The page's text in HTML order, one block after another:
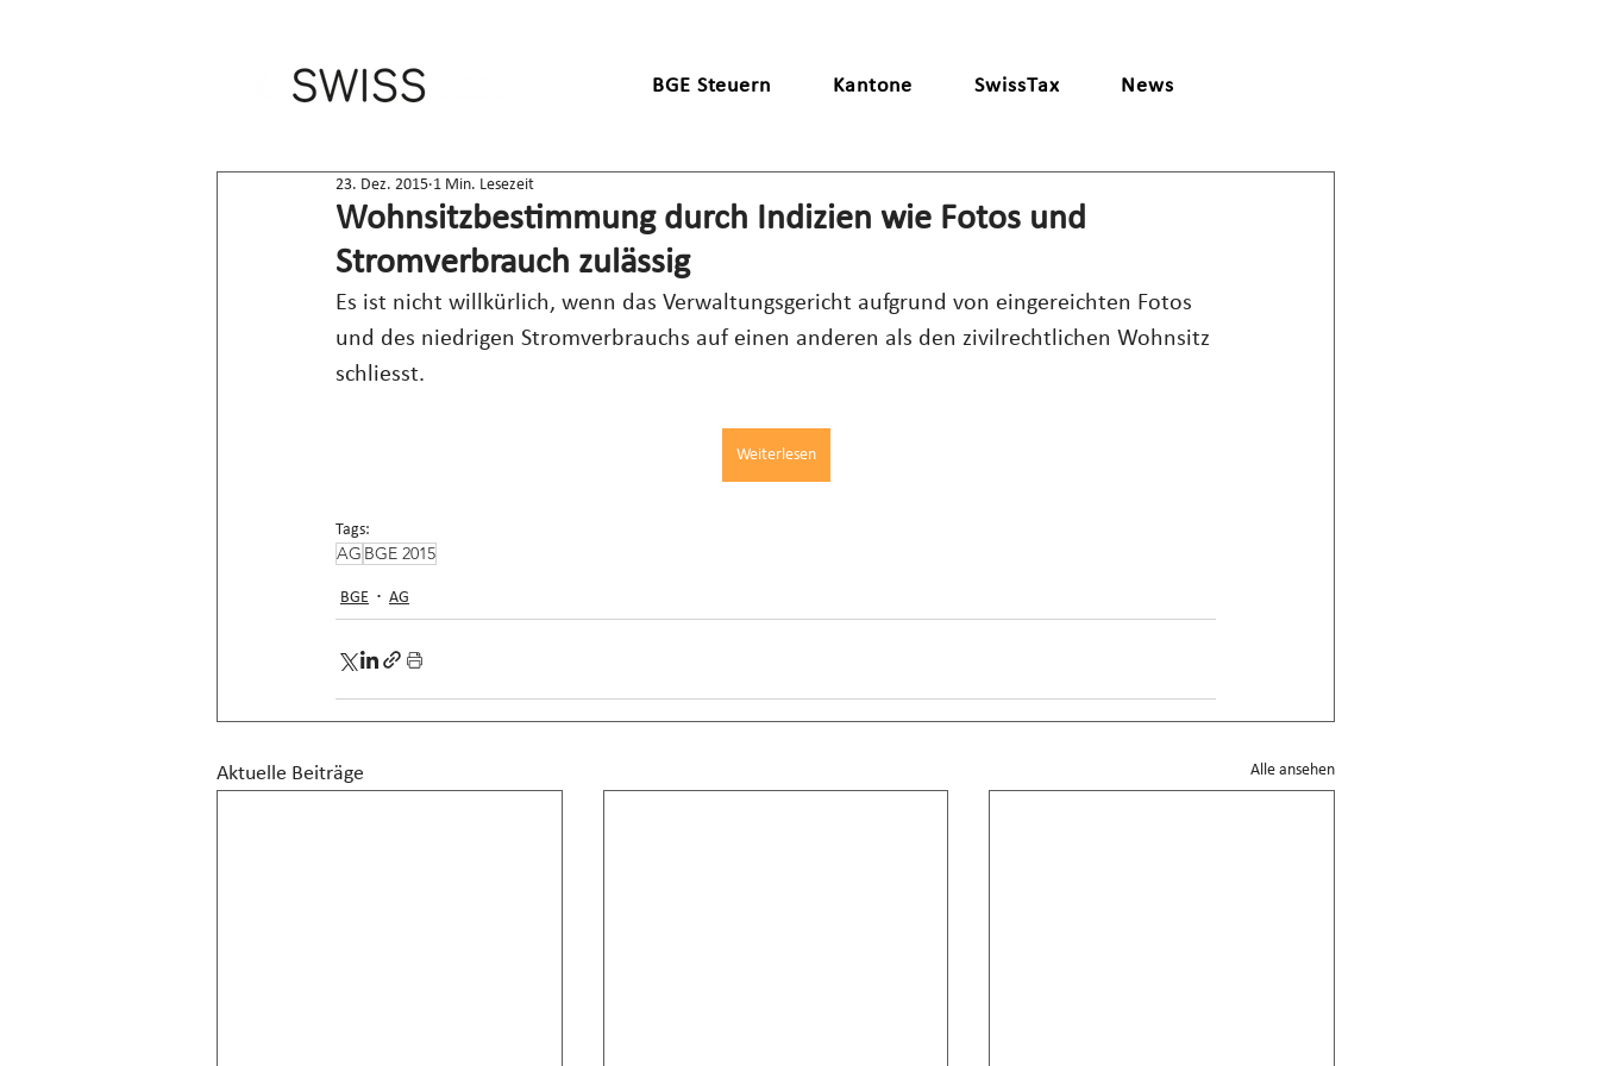
BGE Steuern Kantone SwissTax News
Wohnsitzbestimmung durch Indizien wie Fotos und
Stromverbrauch zulässig
23. Dez. 2015 1 Min. Lesezeit
Es ist nicht willkürlich, wenn das Verwaltungsgericht aufgrund von eingereichten Fotos
und des niedrigen Stromverbrauchs auf einen anderen als den zivilrechtlichen Wohnsitz
schliesst.
Weiterlesen
Tags:
AG BGE 2015
BGE AG
Aktuelle Beiträge Alle ansehen